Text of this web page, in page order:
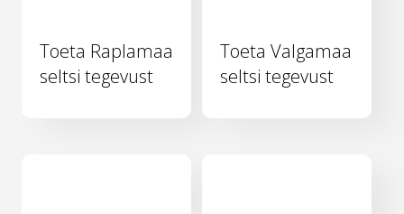
Toeta Raplamaa
seltsi tegevust
Toeta Valgamaa
seltsi tegevust